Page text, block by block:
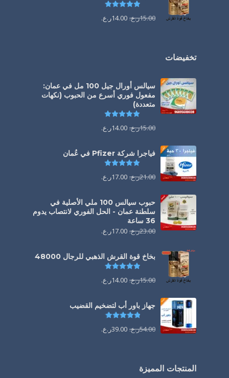
تم التقييم
15.00ر.ع. 14.00ر.ع.
تخفيضات
سيالس أورال جيل 100 مل في عمان:
مفعول فوري أسرع من الحبوب (نكهات
متعددة)
15.00ر.ع. 14.00ر.ع.
فياجرا شركة Pfizer في عُمان
21.00ر.ع. 17.00ر.ع.
حبوب سيالس 100 ملي الأصلية في
سلطنة عمان - الحل الفوري لانتصاب يدوم
36 ساعة
23.00ر.ع. 17.00ر.ع.
بخاخ قوة القرش الذهبي للرجال 48000
تم التقييم
15.00ر.ع. 14.00ر.ع.
جهاز باور أب لتضخيم القضيب
تم التقييم
54.00ر.ع. 39.00ر.ع.
المنتجات المميزة